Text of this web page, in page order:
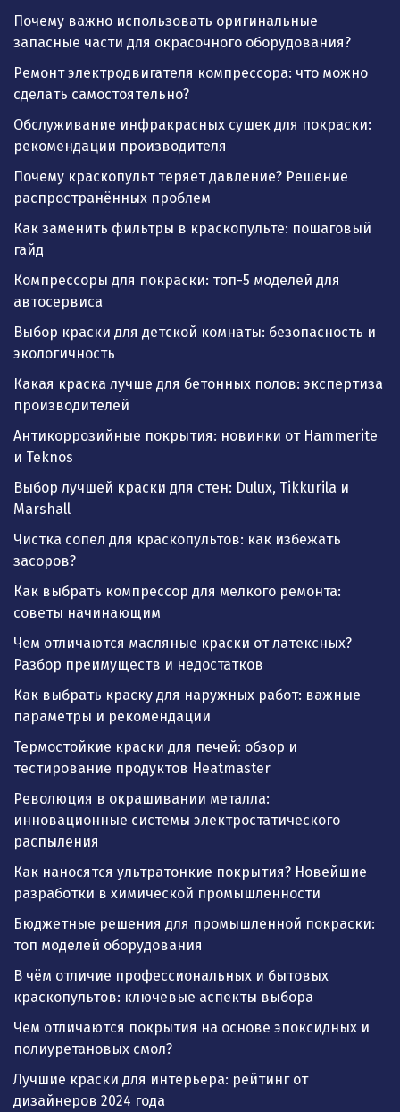
Почему важно использовать оригинальные
запасные части для окрасочного оборудования?
Ремонт электродвигателя компрессора: что можно
сделать самостоятельно?
Обслуживание инфракрасных сушек для покраски:
рекомендации производителя
Почему краскопульт теряет давление? Решение
распространённых проблем
Как заменить фильтры в краскопульте: пошаговый
гайд
Компрессоры для покраски: топ-5 моделей для
автосервиса
Выбор краски для детской комнаты: безопасность и
экологичность
Какая краска лучше для бетонных полов: экспертиза
производителей
Антикоррозийные покрытия: новинки от Hammerite
и Teknos
Выбор лучшей краски для стен: Dulux, Tikkurila и
Marshall
Чистка сопел для краскопультов: как избежать
засоров?
Как выбрать компрессор для мелкого ремонта:
советы начинающим
Чем отличаются масляные краски от латексных?
Разбор преимуществ и недостатков
Как выбрать краску для наружных работ: важные
параметры и рекомендации
Термостойкие краски для печей: обзор и
тестирование продуктов Heatmaster
Революция в окрашивании металла:
инновационные системы электростатического
распыления
Как наносятся ультратонкие покрытия? Новейшие
разработки в химической промышленности
Бюджетные решения для промышленной покраски:
топ моделей оборудования
В чём отличие профессиональных и бытовых
краскопультов: ключевые аспекты выбора
Чем отличаются покрытия на основе эпоксидных и
полиуретановых смол?
Лучшие краски для интерьера: рейтинг от
дизайнеров 2024 года